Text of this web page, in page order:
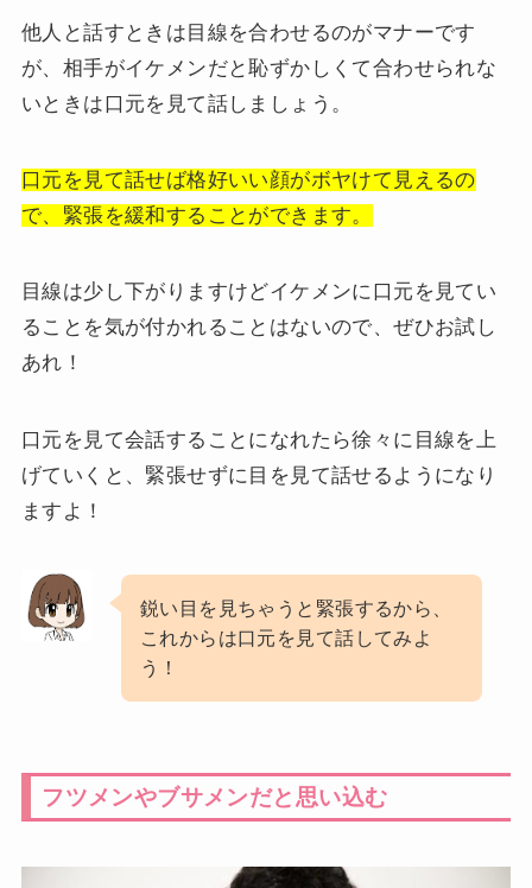
他人と話すときは目線を合わせるのがマナーです
が、相手がイケメンだと恥ずかしくて合わせられな
いときは口元を見て話しましょう。
口元を見て話せば格好いい顔がボヤけて見えるの
で、緊張を緩和することができます。
目線は少し下がりますけどイケメンに口元を見てい
ることを気が付かれることはないので、ぜひお試し
あれ！
口元を見て会話することになれたら徐々に目線を上
げていくと、緊張せずに目を見て話せるようになり
ますよ！
鋭い目を見ちゃうと緊張するから、
これからは口元を見て話してみよ
う！
フツメンやブサメンだと思い込む